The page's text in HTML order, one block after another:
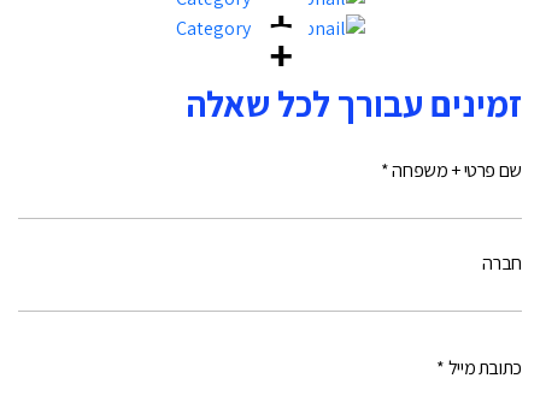
זמינים עבורך לכל שאלה
שם פרטי + משפחה *
חברה
כתובת מייל *